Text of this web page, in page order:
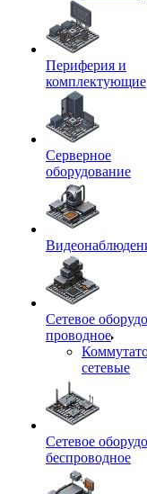
Периферия и
комплектующие
Серверное
оборудование
Сетевое
проводное
сетевые
Сетевое
беспроводное